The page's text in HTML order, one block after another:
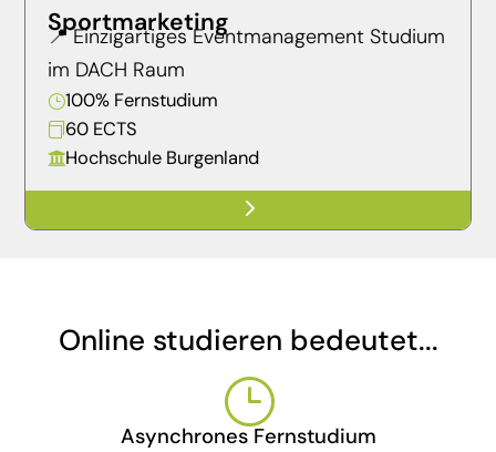
Sportmarketing
📍 Einzigartiges Eventmanagement Studium
im DACH Raum
}100% Fernstudium
 60 ECTS
Hochschule Burgenland
5
Online studieren bedeutet...
}
Asynchrones Fernstudium